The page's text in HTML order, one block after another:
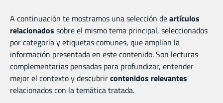
A continuación te mostramos una selección deartículos
relacionados sobre el mismo tema principal, seleccionados
por categoría y etiquetas comunes, que amplían la
información presentada en este contenido. Son lecturas
complementarias pensadas para profundizar, entender
mejor el contexto y descubrircontenidos relevantes
relacionados con la temática tratada.